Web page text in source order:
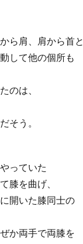
ら肩、肩から首と
して他の個所も
のは、
そう。
っていた
膝を曲げ、
開いた膝同士の
か両手で両膝を